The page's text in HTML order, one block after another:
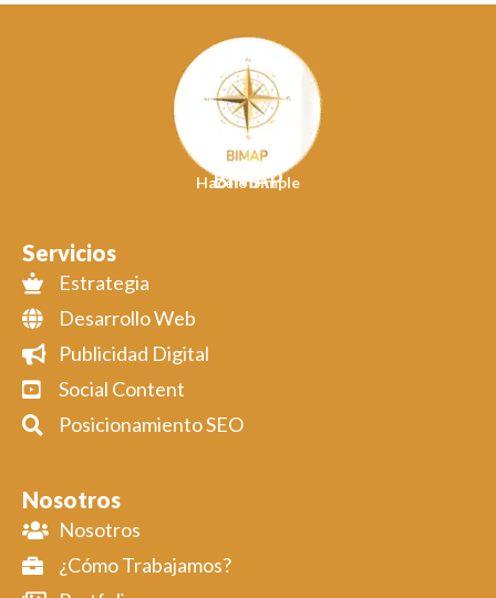
BIMAP
Hacelo Simple
Servicios
Estrategia
Desarrollo Web
Publicidad Digital
Social Content
Posicionamiento SEO
Nosotros
Nosotros
¿Cómo Trabajamos?